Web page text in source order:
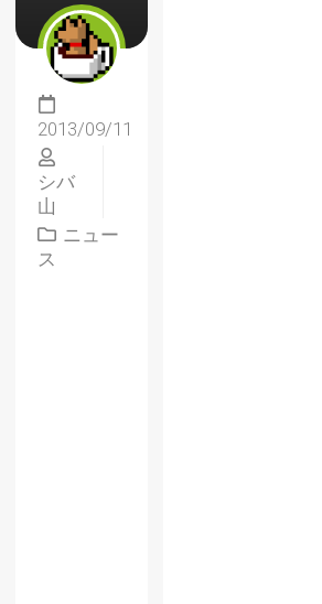
2013/09/11
シバ
山
ニュー
ス